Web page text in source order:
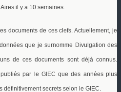
il y a 10 semaines.
documents de ces clefs. Actuellement, je
que je surnomme Divulgation des
de ces documents sont déjà connus.
publiés par le GIEC que des années plus
définitivement secrets selon le GIEC.